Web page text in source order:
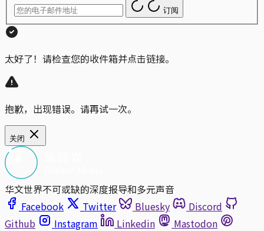
订阅
太好了！请检查您的收件箱并点击链接。
抱歉，出现错误。请再试一次。
关闭
华文世界不可或缺的深度报导和多元声音
Facebook
Twitter Bluesky
Discord
Github
Instagram Linkedin
Mastodon